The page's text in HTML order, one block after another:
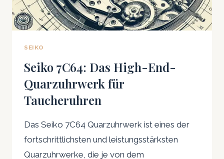
SEIKO
Seiko 7C64: Das High-End-
Quarzuhrwerk für
Taucheruhren
Das Seiko 7C64 Quarzuhrwerk ist eines der
fortschrittlichsten und leistungsstärksten
Quarzuhrwerke, die je von dem